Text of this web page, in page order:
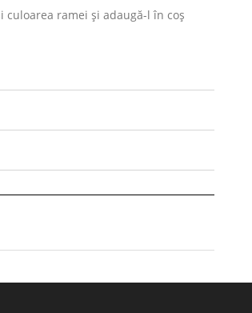
ramei și adaugă-l în coș